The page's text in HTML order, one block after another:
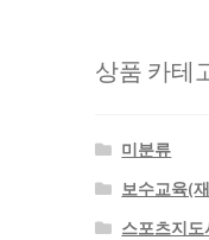
상품 카테
미분류
보수교육(
스포츠지도